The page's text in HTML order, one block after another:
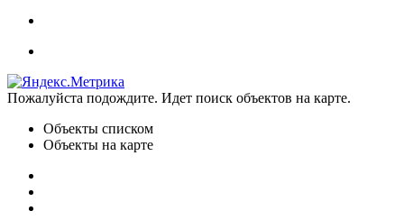
Пожалуйста подождите. Идет поиск объектов на карте.
Объекты списком
Объекты на карте